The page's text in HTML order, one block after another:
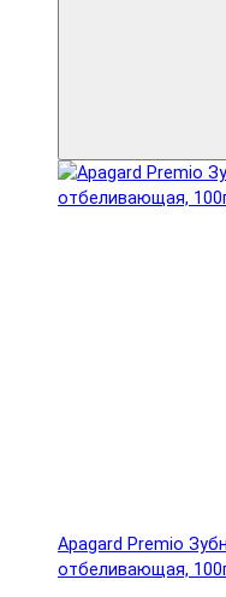
Apagard Premio
отбеливающая,